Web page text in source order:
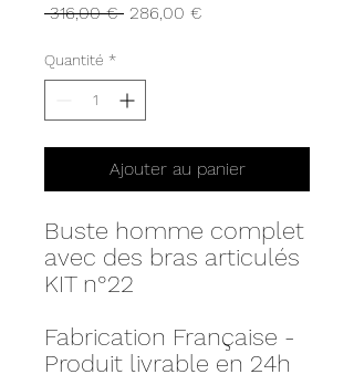
316,00 € Prix
286,00 €
Quantité *
Ajouter au panier
Buste homme complet
avec des bras articulés
KIT n°22
Fabrication Française -
Produit livrable en 24h